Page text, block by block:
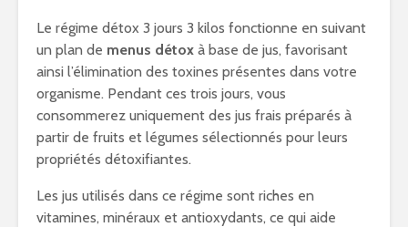
Le régime détox 3 jours 3 kilos fonctionne en suivant
un plan de menus détox à base de jus, favorisant
ainsi l’élimination des toxines présentes dans votre
organisme. Pendant ces trois jours, vous
consommerez uniquement des jus frais préparés à
partir de fruits et légumes sélectionnés pour leurs
propriétés détoxifiantes.
Les jus utilisés dans ce régime sont riches en
vitamines, minéraux et antioxydants, ce qui aide